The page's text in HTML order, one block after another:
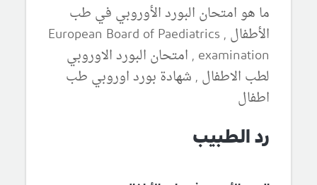
ما هو امتحان البورد الأوروبي في طب
الأطفال , European Board of Paediatrics
examination , امتحان البورد الاوروبي
لطب الاطفال , شهادة بورد اوروبي طب
اطفال
رد الطبيب